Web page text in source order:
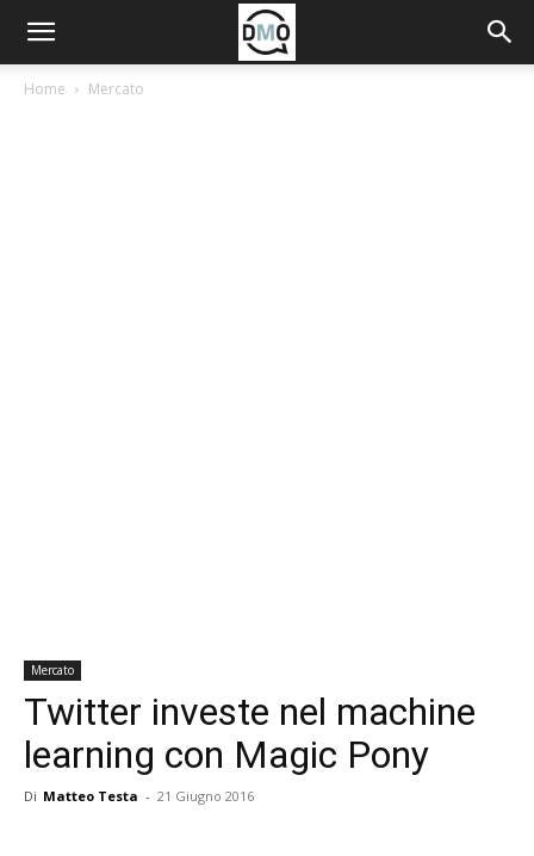
Home Mercato
Mercato
Twitter investe nel machine
learning con Magic Pony
Di Matteo Testa - 21 Giugno 2016